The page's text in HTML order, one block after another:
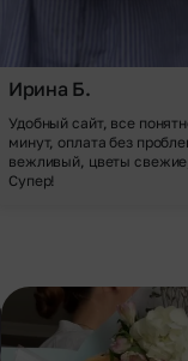
Ирина Б.
Удобный сайт, все
минут, оплата без
вежливый, цветы
Супер!